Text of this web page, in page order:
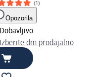
(1)
Opozorila
Dobavljivo
Izberite dm prodajalno